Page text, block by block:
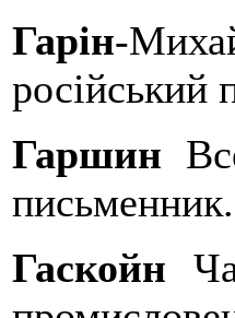
Гарін-
російський
Гаршин
письменник.
Гаскойн